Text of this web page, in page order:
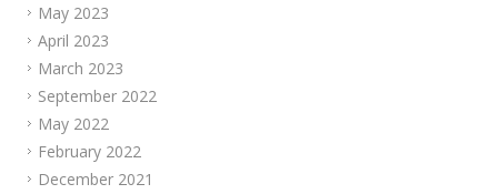
May 2023
April 2023
March 2023
September 2022
May 2022
February 2022
December 2021